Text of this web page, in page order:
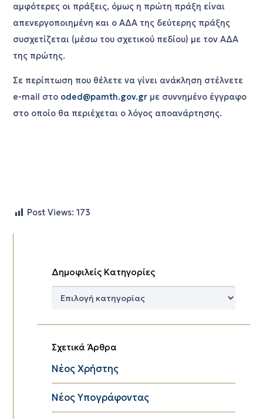
αμφότερες οι πράξεις, όμως η πρώτη πράξη είναι
απενεργοποιημένη και ο ΑΔΑ της δεύτερης πράξης
συσχετίζεται (μέσω του σχετικού πεδίου) με τον ΑΔΑ
της πρώτης.
Σε περίπτωση που θέλετε να γίνει ανάκληση στέλνετε
e-mail στο oded@pamth.gov.grμε συννημένο έγγραφο
στο οποίο θα περιέχεται ο λόγος αποανάρτησης.
Post Views: 173
Δημοφιλείς Κατηγορίες
Δημοφιλείς
Σχετικά Άρθρα
Νέος Χρήστης
Νέος Υπογράφοντας